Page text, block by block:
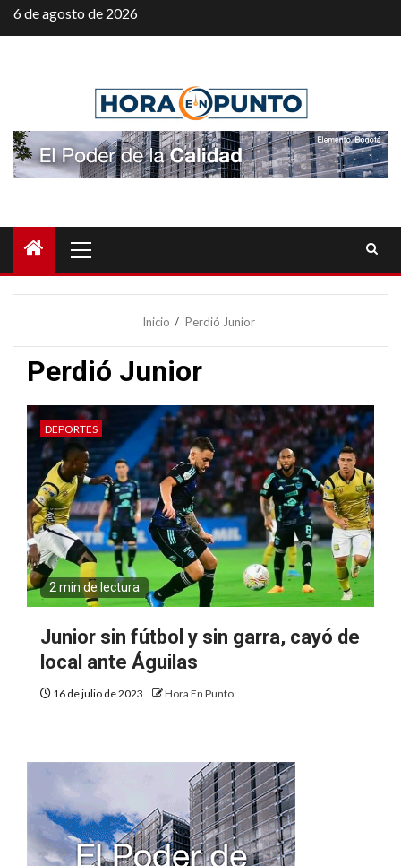
Saltar
al
6 de agosto de 2026
principal
Inicio Perdió Junior
Perdió Junior
DEPORTES
2 min de lectura
Junior sin fútbol y sin garra, cayó de
local ante Águilas
16 de julio de 2023 Hora En Punto